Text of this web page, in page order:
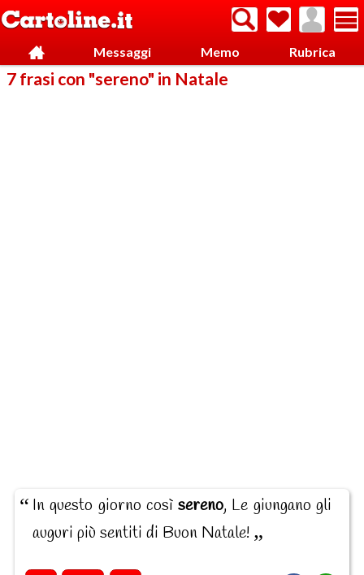
Messaggi Memo Rubrica
7 frasi con "sereno" in Natale
In questo giorno così sereno, Le giungano gli
auguri più sentiti di Buon Natale!